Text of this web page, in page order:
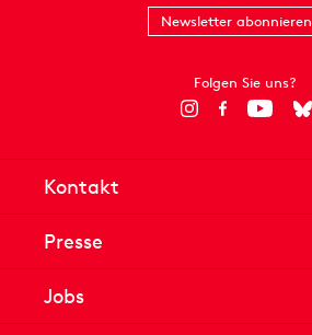
Newsletter abonnieren
Folgen Sie uns?
Kontakt
Presse
Jobs